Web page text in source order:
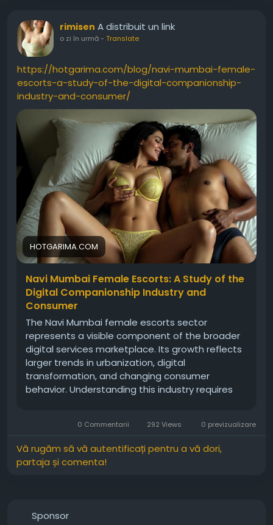
rimisen A distribuit un link
o zi în urmă- Translate
https://hotgarima.com/blog/navi-mumbai-female-
escorts-a-study-of-the-digital-companionship-
industry-and-consumer/
HOTGARIMA.COM
Navi Mumbai Female Escorts: A Study of the
Digital Companionship Industry and
Consumer
The Navi Mumbai female escorts sector
represents a visible component of the broader
digital services marketplace. Its growth reflects
larger trends in urbanization, digital
transformation, and changing consumer
behavior. Understanding this industry requires
compliance, and reputation management.
0 Commentarii 292 Views 0 previzualizare
Vă rugăm să vă autentificați pentru a vă dori,
partaja și comenta!
Sponsor